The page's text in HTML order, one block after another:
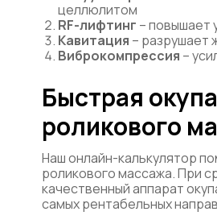
целлюлитом
RF-лифтинг – повышает
Кавитация – разрушает
Виброкомпрессия –
Быстрая
роликового
Наш онлайн-калькулятор
роликового массажа. При
качественный аппарат
самых рентабельных